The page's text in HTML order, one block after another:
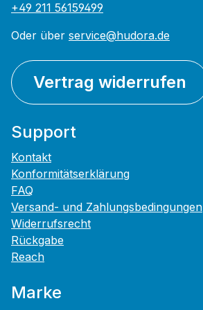
+49 211 56159499
Oder über service@hudora.de
Vertrag widerrufen
Support
Kontakt
Konformitätserklärung
FAQ
Versand- und Zahlungsbedingungen
Widerrufsrecht
Rückgabe
Reach
Marke